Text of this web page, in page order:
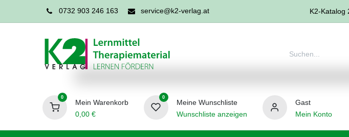
0732 903 246 163 service@k2-verlag.at K2-Katalog
0
Mein Warenkorb
0,00€
0
Meine Wunschliste
Wunschliste anzeigen
Gast
Mein Konto